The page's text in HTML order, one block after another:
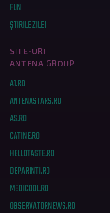
FUN
ȘTIRILE ZILEI
SITE-URI
ANTENA GROUP
A1.RO
ANTENASTARS.RO
AS.RO
CATINE.RO
HELLOTASTE.RO
DEPARINTI.RO
MEDICOOL.RO
OBSERVATORNEWS.RO